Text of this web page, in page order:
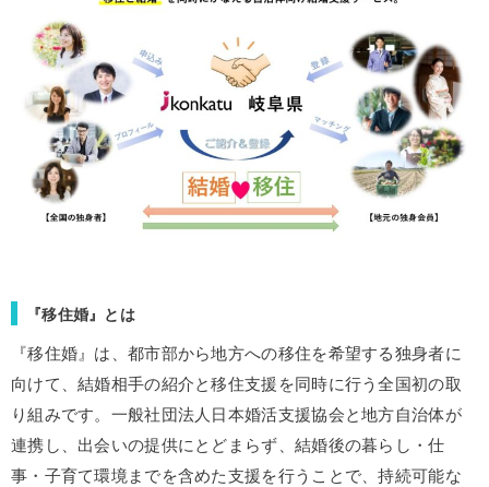
『移住婚』とは
『移住婚』は、都市部から地方への移住を希望する独身者に
向けて、結婚相手の紹介と移住支援を同時に行う全国初の取
り組みです。一般社団法人日本婚活支援協会と地方自治体が
連携し、出会いの提供にとどまらず、結婚後の暮らし・仕
事・子育て環境までを含めた支援を行うことで、持続可能な